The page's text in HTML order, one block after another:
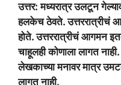
उत्तर: मध्यरात्र उलटून
हलकेच ठेवते. उत्तररात्रीचं
होते. उत्तररात्रीचं आगमन
चाहूलही कोणाला लागत
लेखकाच्या मनावर मात्र
लागत नाही.